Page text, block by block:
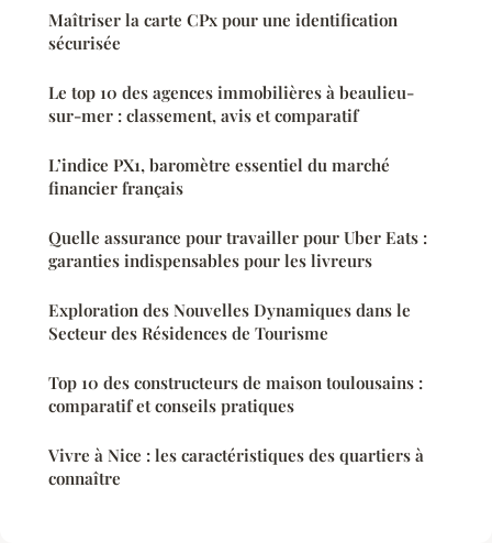
Maîtriser la carte CPx pour une identification
sécurisée
Le top 10 des agences immobilières à beaulieu-
sur-mer : classement, avis et comparatif
L’indice PX1, baromètre essentiel du marché
financier français
Quelle assurance pour travailler pour Uber Eats :
garanties indispensables pour les livreurs
Exploration des Nouvelles Dynamiques dans le
Secteur des Résidences de Tourisme
Top 10 des constructeurs de maison toulousains :
comparatif et conseils pratiques
Vivre à Nice : les caractéristiques des quartiers à
connaître